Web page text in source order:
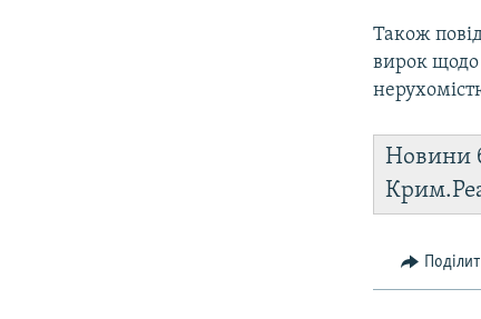
Також
вирок щодо
Новини